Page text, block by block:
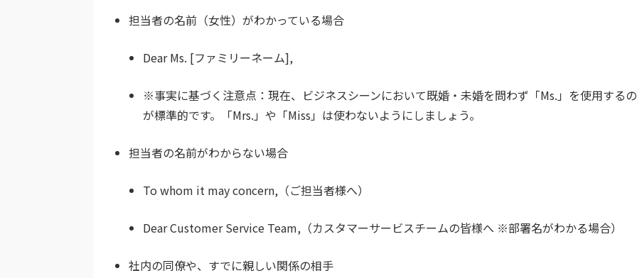
担当者の名前（女性）がわかっている場合
Dear Ms. [ファミリーネーム],
※事実に基づく注意点：現在、ビジネスシーンにおいて既婚・未婚を問わず「Ms.」を使用するの
が標準的です。「Mrs.」や「Miss」は使わないようにしましょう。
担当者の名前がわからない場合
To whom it may concern, （ご担当者様へ）
Dear Customer Service Team, （カスタマーサービスチームの皆様へ ※部署名がわかる場合）
社内の同僚や、すでに親しい関係の相手